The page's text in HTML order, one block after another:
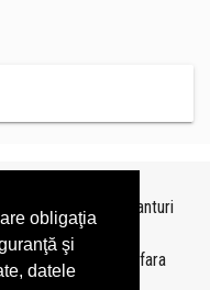
obligaţia
şi
datele
pe baza ultimelor bilanturi
TopFirme si fara